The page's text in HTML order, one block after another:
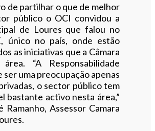
de partilhar o que de melhor
público o OCI convidou a
de Loures que falou no
único no país, onde estão
as iniciativas que a Câmara
“A Responsabilidade
ser uma preocupação apenas
o sector público tem
bastante activo nesta área,”
Ramanho, Assessor Camara